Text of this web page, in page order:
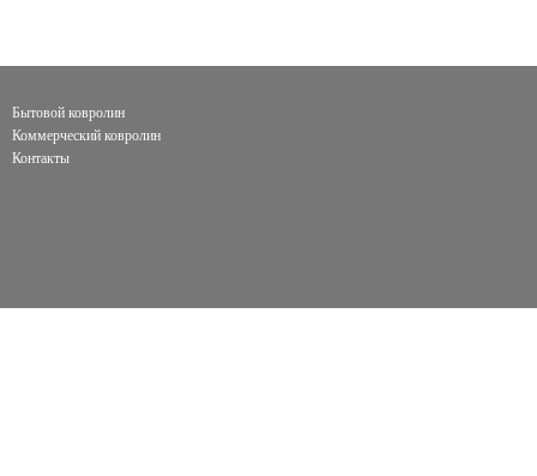
Бытовой ковролин
Коммерческий ковролин
Контакты